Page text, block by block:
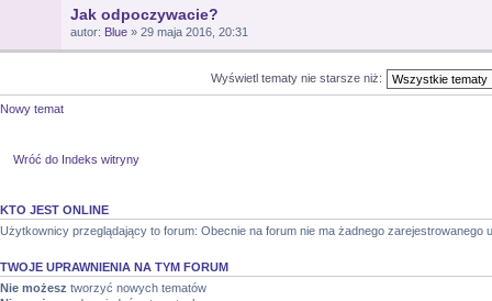
Jak odpoczywacie?
autor: Blue » 29 maja 2016, 20:31
Wyświetl tematy nie starsze niż:
Nowy temat
Wróć do Indeks witryny
KTO JEST ONLINE
Użytkownicy przeglądający to forum: Obecnie na forum nie ma żadnego zarejestrowanego
TWOJE UPRAWNIENIA NA TYM FORUM
Nie możesz tworzyć nowych tematów